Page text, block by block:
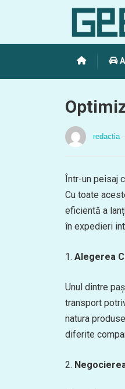
redactia
Într-un peisaj
Cu toate
eficientă a
în expedieri
1. Alegerea
Unul dintre
transport
natura
diferite
2.